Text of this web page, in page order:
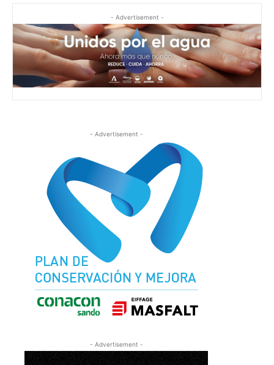
- Advertisement -
- Advertisement -
- Advertisement -